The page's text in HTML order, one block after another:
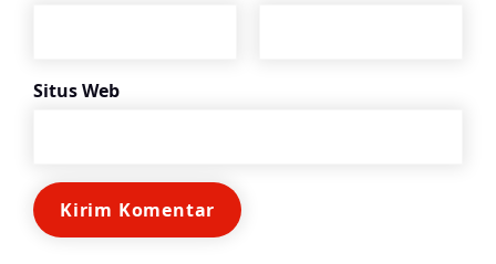
Situs Web